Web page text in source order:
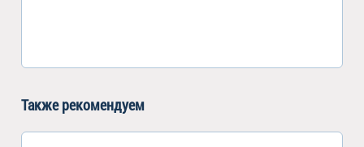
Также рекомендуем